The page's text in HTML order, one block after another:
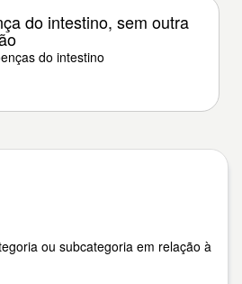
do intestino, sem outra
do intestino
ou subcategoria em relação à